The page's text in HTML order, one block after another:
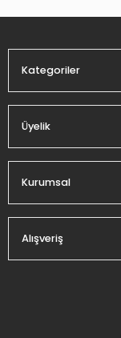
Kategoriler
Üyelik
Kurumsal
Alışveriş